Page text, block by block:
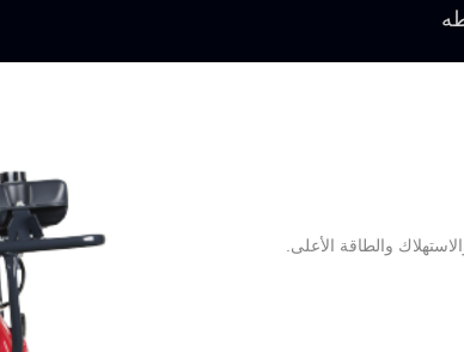
والطاقة الأعلى.